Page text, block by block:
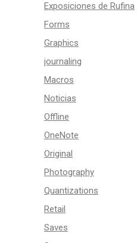
Exposiciones de Rufina
Forms
Graphics
journaling
Macros
Noticias
Offline
OneNote
Original
Photography
Quantizations
Retail
Saves